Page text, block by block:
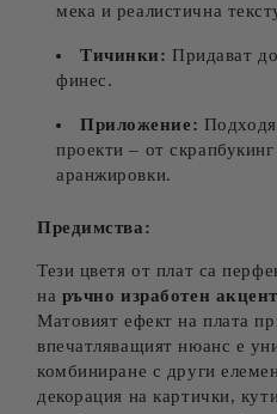
мека и реалистична
Тичинки: Придават
финес.
Приложение:
проекти – от
аранжировки.
Предимства:
Тези цветя от плат са
на ръчно изработен акцент
Матовият ефект на плата
впечатляващият нюанс е
комбиниране с други
декорация на картички,